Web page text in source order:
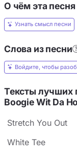
О чём эта песня
Узнать смысл песни
Слова из песни
Войдите, чтобы
Тексты лучших
Boogie Wit Da
Stretch You Out
White Tee